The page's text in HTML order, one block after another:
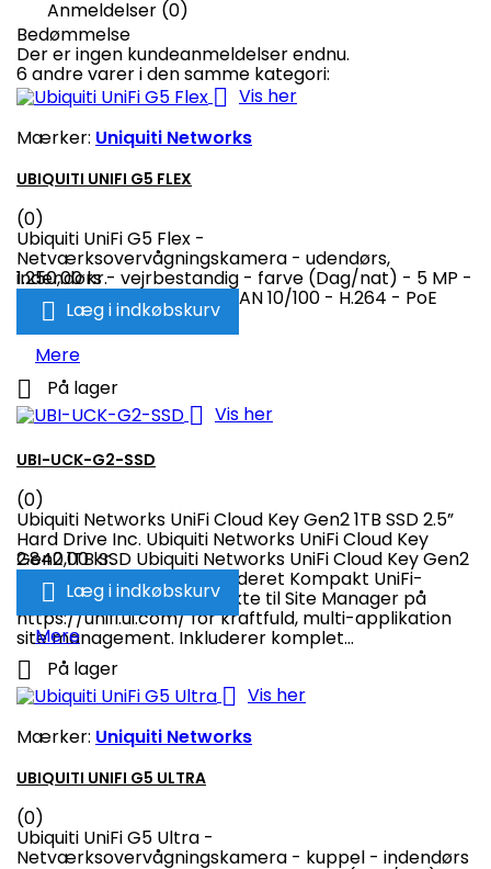
Anmeldelser (0)
Bedømmelse
Der er ingen kundeanmeldelser endnu.
6 andre varer i den samme kategori:
 Vis her
Mærker: Uniquiti Networks
UBIQUITI UNIFI G5 FLEX
(0)
Ubiquiti UniFi G5 Flex -
Netværksovervågningskamera - udendørs,
indendørs - vejrbestandig - farve (Dag/nat) - 5 MP -
2688 x 1512 - 2K - audio - LAN 10/100 - H.264 - PoE
1.250,00 kr.
 Læg i indkøbskurv
Mere
 På lager
 Vis her
UBI-UCK-G2-SSD
(0)
Ubiquiti Networks UniFi Cloud Key Gen2 1TB SSD 2.5”
Hard Drive Inc. Ubiquiti Networks UniFi Cloud Key
Gen2 1TB SSD Ubiquiti Networks UniFi Cloud Key Gen2
1TB SSD 2,5” harddisk inkluderet Kompakt UniFi-
konsol, der forbinder direkte til Site Manager på
https://unifi.ui.com/ for kraftfuld, multi-applikation
site management. Inkluderer komplet...
2.840,00 kr.
 Læg i indkøbskurv
Mere
 På lager
 Vis her
Mærker: Uniquiti Networks
UBIQUITI UNIFI G5 ULTRA
(0)
Ubiquiti UniFi G5 Ultra -
Netværksovervågningskamera - kuppel - indendørs